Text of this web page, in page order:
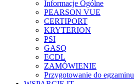
Informacje Ogólne
PEARSON VUE
CERTIPORT
KRYTERION
PSI
GASQ
ECDL
ZAMÓWIENIE
Przygotowanie do egzaminu